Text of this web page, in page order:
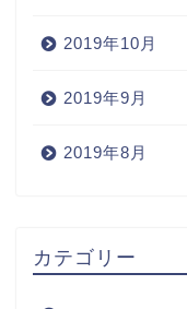
2019年10月
2019年9月
2019年8月
カテゴリー